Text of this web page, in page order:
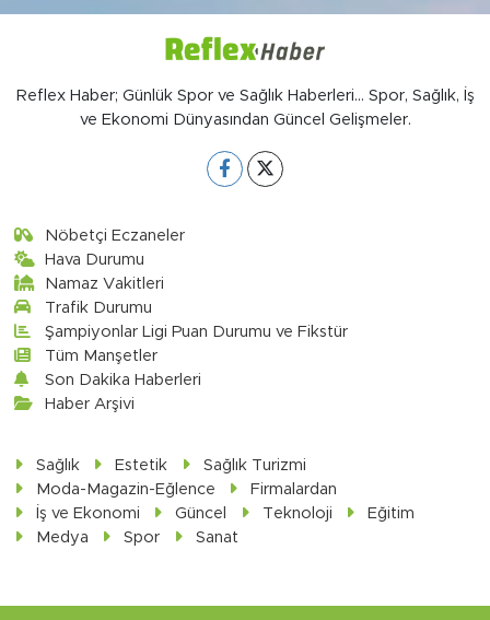
Reflex Haber; Günlük Spor ve Sağlık Haberleri... Spor, Sağlık, İş
ve Ekonomi Dünyasından Güncel Gelişmeler.
Nöbetçi Eczaneler
Hava Durumu
Namaz Vakitleri
Trafik Durumu
Şampiyonlar Ligi Puan Durumu ve Fikstür
Tüm Manşetler
Son Dakika Haberleri
Haber Arşivi
Sağlık Estetik
Sağlık Turizmi
Moda-Magazin-Eğlence
Firmalardan
İş ve Ekonomi
Güncel Teknoloji
Eğitim
Medya
Spor Sanat